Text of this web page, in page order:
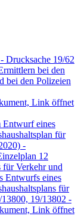
Drucksache 19/62
bei den
bei den Polizeien
Link öffnet
Entwurf eines
für
-
12
für Verkehr und
Entwurfs eines
für
19/13802 -
Link öffnet